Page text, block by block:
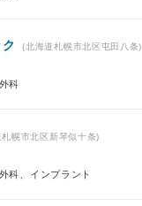
(北海道札幌市北区屯田八条)
科
札幌市北区新琴似十条)
科、インプラント